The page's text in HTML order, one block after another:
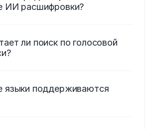
ИИ расшифровки?
ли поиск по голосовой
языки поддерживаются